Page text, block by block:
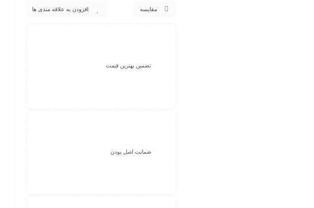
مقایسه افزودن به علاقه مندی ها
تضمین بهترین قیمت
ضمانت اصل بودن